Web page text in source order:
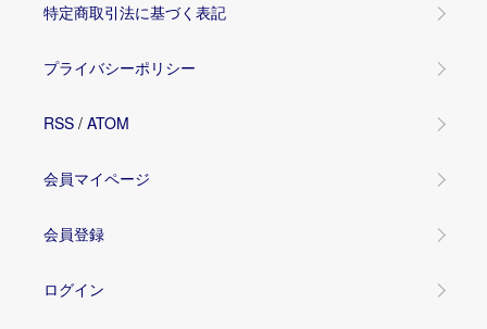
特定商取引法に基づく表記
プライバシーポリシー
RSS / ATOM
会員マイページ
会員登録
ログイン